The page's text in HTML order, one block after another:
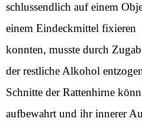
schlussendlich auf einem
einem Eindeckmittel fixieren
konnten, musste durch
der restliche Alkohol
Schnitte der Rattenhirne
aufbewahrt und ihr innerer